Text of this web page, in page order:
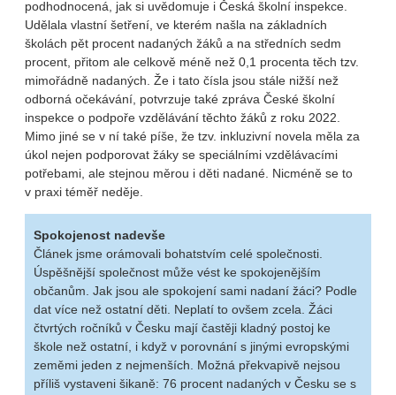
podhodnocená, jak si uvědomuje i Česká školní inspekce.
Udělala vlastní šetření, ve kterém našla na základních
školách pět procent nadaných žáků a na středních sedm
procent, přitom ale celkově méně než 0,1 procenta těch tzv.
mimořádně nadaných. Že i tato čísla jsou stále nižší než
odborná očekávání, potvrzuje také zpráva České školní
inspekce o podpoře vzdělávání těchto žáků z roku 2022.
Mimo jiné se v ní také píše, že tzv. inkluzivní novela měla za
úkol nejen podporovat žáky se speciálními vzdělávacími
potřebami, ale stejnou měrou i děti nadané. Nicméně se to
v praxi téměř neděje.
Spokojenost nadevše
Článek jsme orámovali bohatstvím celé společnosti.
Úspěšnější společnost může vést ke spokojenějším
občanům. Jak jsou ale spokojení sami nadaní žáci? Podle
dat více než ostatní děti. Neplatí to ovšem zcela. Žáci
čtvrtých ročníků v Česku mají častěji kladný postoj ke
škole než ostatní, i když v porovnání s jinými evropskými
zeměmi jeden z nejmenších. Možná překvapivě nejsou
příliš vystaveni šikaně: 76 procent nadaných v Česku se s